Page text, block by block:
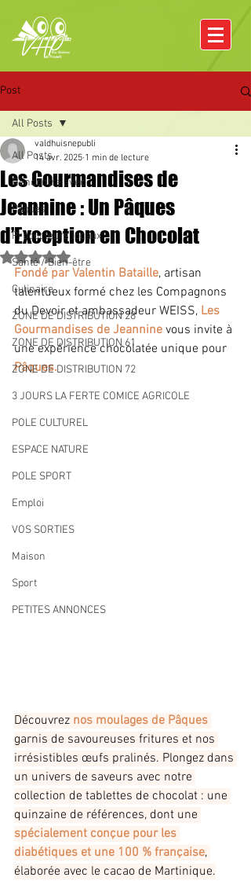
Post
All Posts
Rencontre avec
Pâques
Producteurs locaux
Santé / Bien-être
Culinaire
ZONE DE DISTRIBUTION 28
ZONE DE DISTRIBUTION 61
ZONE DE DISTRIBUTION 72
3 JOURS LA FERTE COMICE AGRICOLE
POLE CULTUREL
ESPACE NATURE
POLE SPORT
Emploi
VOS SORTIES
Maison
Sport
PETITES ANNONCES
All Posts
Les Gourmandises de
Jeannine : Un Pâques
d’Exception en Chocolat
valdhuisnepubli
14 avr. 2025 1 min de lecture
Noté NaN étoiles sur 5.
Fondé par Valentin Bataille, artisan
talentueux formé chez les Compagnons
du Devoir et ambassadeur WEISS, Les
Gourmandises de Jeannine vous invite à
une expérience chocolatée unique pour
Pâques.
Découvrez nos moulages de Pâques
garnis de savoureuses fritures et nos
irrésistibles œufs pralinés. Plongez dans
un univers de saveurs avec notre
collection de tablettes de chocolat : une
quinzaine de références, dont une
spécialement conçue pour les
diabétiques et une 100 % française,
élaborée avec le cacao de Martinique.